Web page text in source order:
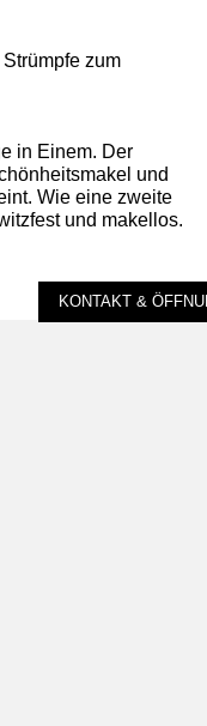
KONTAKT &
zum
in Einem. Der
und
Wie eine zweite
und makellos.